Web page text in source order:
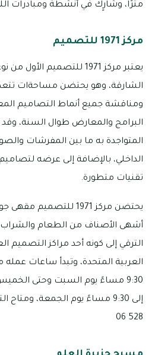
مترًا، وشارٍك في أنشطة ومبادرات
مركز 1971 للتصميم
يعتبر مركز 1971 للتصميم
الشارقة، وهو يحتضن مساحةات
ومناقشة جميع أنماط التصاميم
البرامج والمعارض طوال السنة،
المتواجدة به ما بين المفرشات
الداخلي، بالإضافة إلى عرضه
تقنيات متطورة.
يحتضن مركز 1971
أشهى الأصناف من الطعام والشراب،
الترقي إلى كونه أحد مراكز التصميم
528 06